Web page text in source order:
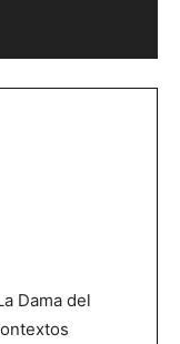
Dama del